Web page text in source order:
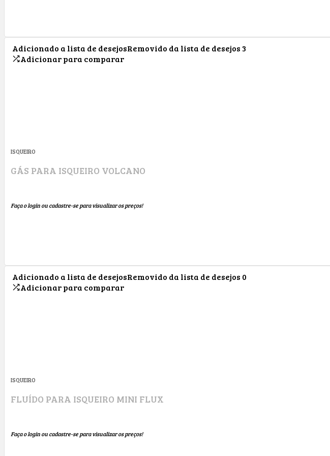
Adicionado a lista de desejosRemovido da lista de desejos 3
Adicionar para comparar
ISQUEIRO
GÁS PARA ISQUEIRO VOLCANO
Faça o login ou cadastre-se para visualizar os preços!
Adicionado a lista de desejosRemovido da lista de desejos 0
Adicionar para comparar
ISQUEIRO
FLUÍDO PARA ISQUEIRO MINI FLUX
Faça o login ou cadastre-se para visualizar os preços!